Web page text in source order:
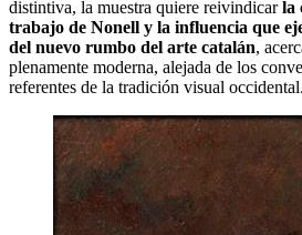
distintiva, la muestra quiere reivindicarla
trabajo de Nonell y la influencia que
del nuevo rumbo del arte catalán,
plenamente moderna, alejada de los
referentes de la tradición visual occidental.